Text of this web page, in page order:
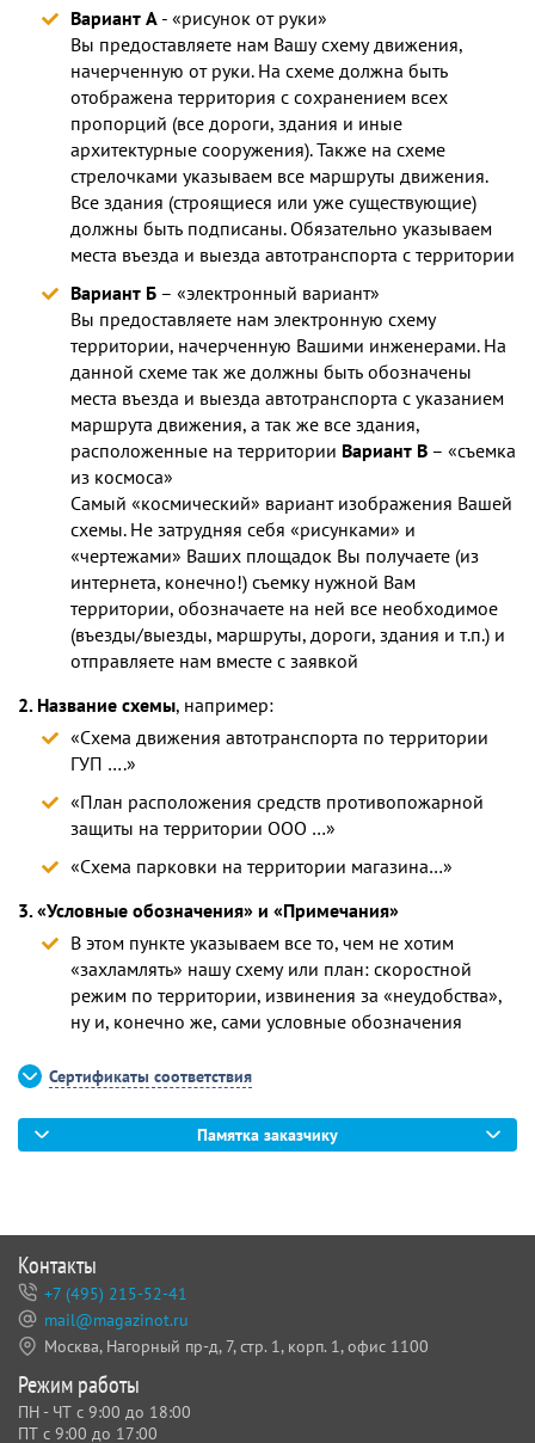
Вариант А - «рисунок от руки»
Вы предоставляете нам Вашу схему движения,
начерченную от руки. На схеме должна быть
отображена территория с сохранением всех
пропорций (все дороги, здания и иные
архитектурные сооружения). Также на схеме
стрелочками указываем все маршруты движения.
Все здания (строящиеся или уже существующие)
должны быть подписаны. Обязательно указываем
места въезда и выезда автотранспорта с территории
Вариант Б – «электронный вариант»
Вы предоставляете нам электронную схему
территории, начерченную Вашими инженерами. На
данной схеме так же должны быть обозначены
места въезда и выезда автотранспорта с указанием
маршрута движения, а так же все здания,
расположенные на территории Вариант В – «съемка
из космоса»
Самый «космический» вариант изображения Вашей
схемы. Не затрудняя себя «рисунками» и
«чертежами» Ваших площадок Вы получаете (из
интернета, конечно!) съемку нужной Вам
территории, обозначаете на ней все необходимое
(въезды/выезды, маршруты, дороги, здания и т.п.) и
отправляете нам вместе с заявкой
2. Название схемы, например:
«Схема движения автотранспорта по территории
ГУП ….»
«План расположения средств противопожарной
защиты на территории ООО …»
«Схема парковки на территории магазина…»
3. «Условные обозначения» и «Примечания»
В этом пункте указываем все то, чем не хотим
«захламлять» нашу схему или план: скоростной
режим по территории, извинения за «неудобства»,
ну и, конечно же, сами условные обозначения
Сертификаты соответствия
Памятка заказчику
Контакты
+7 (495) 215-52-41
mail@magazinot.ru
Москва, Нагорный пр-д, 7, стр. 1, корп. 1, офис 1100
Режим работы
ПН - ЧТ с 9:00 до 18:00
ПТ с 9:00 до 17:00